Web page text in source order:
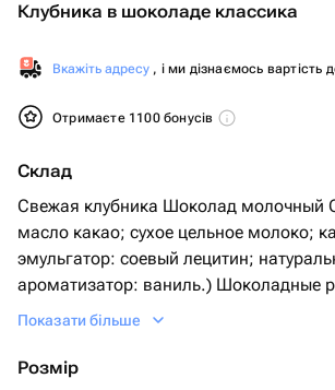
Клубника в шоколаде классика
Вкажіть адресу , і ми дізнаємось вартість
Отримаєте 1100 бонусів
Склад
Свежая клубника Шоколад молочный Callebaut (сахар;
масло какао; сухое цельное молоко;
эмульгатор: соевый лецитин;
ароматизатор: ваниль.) Шоколадные рисовые шарики
Показати більше
Розмір